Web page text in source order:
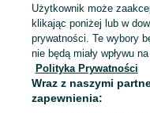
Mapa kategorii
Mapa miejscowości
Mapa ministron
Użytkownik może
klikając poniżej lub w
prywatności. Te wybory
nie będą miały wpływu
Polityka Prywatności
Wraz z naszymi
zapewnienia: